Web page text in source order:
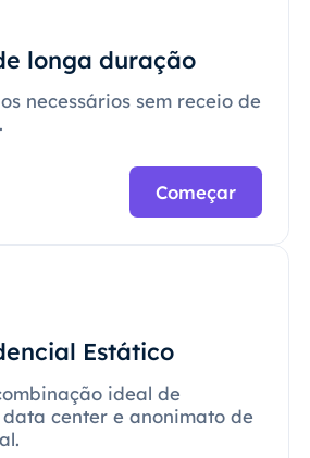
longa duração
necessários sem receio de
Começar
Estático
ideal de
center e anonimato de